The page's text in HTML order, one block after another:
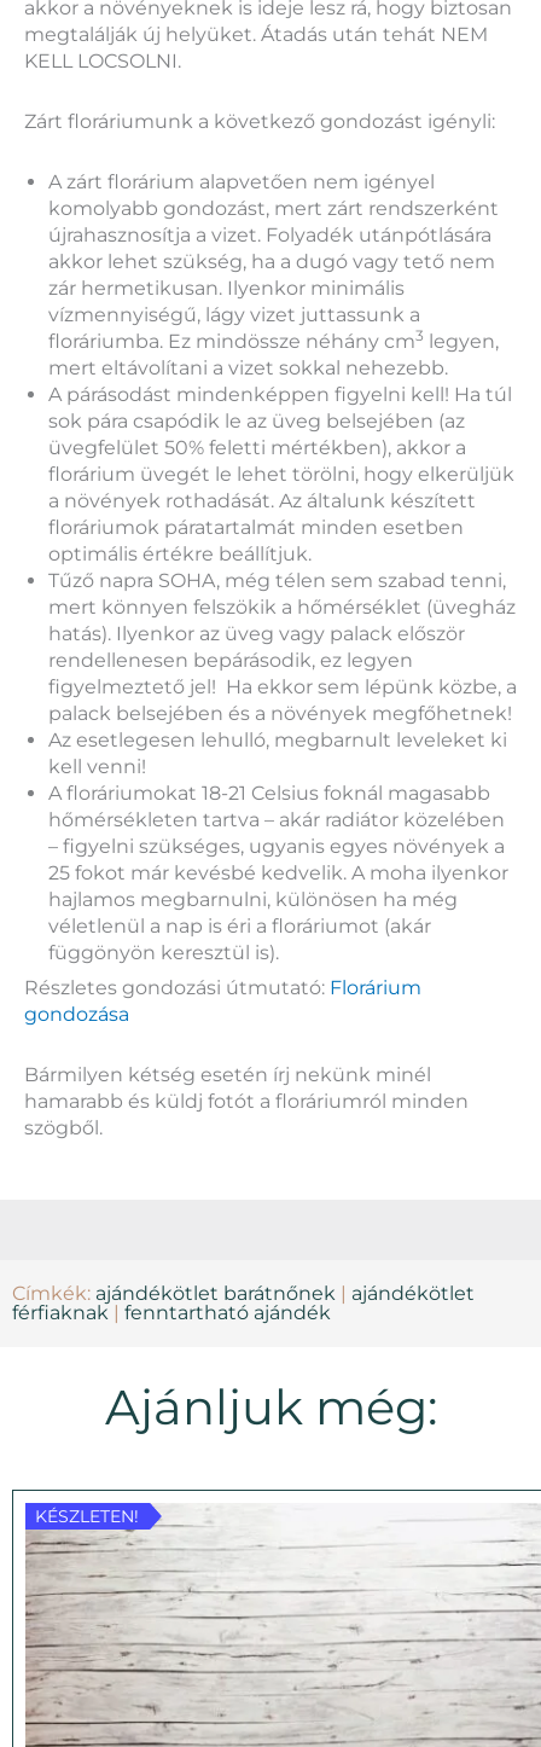
akkor a növényeknek is ideje lesz rá, hogy biztosan
megtalálják új helyüket. Átadás után tehát NEM
KELL LOCSOLNI.
Zárt floráriumunk a következő gondozást igényli:
A zárt florárium alapvetően nem igényel
komolyabb gondozást, mert zárt rendszerként
újrahasznosítja a vizet. Folyadék utánpótlására
akkor lehet szükség, ha a dugó vagy tető nem
zár hermetikusan. Ilyenkor minimális
vízmennyiségű, lágy vizet juttassunk a
floráriumba. Ez mindössze néhány cm3 legyen,
mert eltávolítani a vizet sokkal nehezebb.
A párásodást mindenképpen figyelni kell! Ha túl
sok pára csapódik le az üveg belsejében (az
üvegfelület 50% feletti mértékben), akkor a
florárium üvegét le lehet törölni, hogy elkerüljük
a növények rothadását. Az általunk készített
floráriumok páratartalmát minden esetben
optimális értékre beállítjuk.
Tűző napra SOHA, még télen sem szabad tenni,
mert könnyen felszökik a hőmérséklet (üvegház
hatás). Ilyenkor az üveg vagy palack először
rendellenesen bepárásodik, ez legyen
figyelmeztető jel! Ha ekkor sem lépünk közbe, a
palack belsejében és a növények megfőhetnek!
Az esetlegesen lehulló, megbarnult leveleket ki
kell venni!
A floráriumokat 18-21 Celsius foknál magasabb
hőmérsékleten tartva – akár radiátor közelében
– figyelni szükséges, ugyanis egyes növények a
25 fokot már kevésbé kedvelik. A moha ilyenkor
hajlamos megbarnulni, különösen ha még
véletlenül a nap is éri a floráriumot (akár
függönyön keresztül is).
Részletes gondozási útmutató: Florárium
gondozása
Bármilyen kétség esetén írj nekünk minél
hamarabb és küldj fotót a floráriumról minden
szögből.
Címkék: ajándékötlet barátnőnek | ajándékötlet
férfiaknak | fenntartható ajándék
Ajánljuk még:
KÉSZLETEN!
KÉSZLETEN!